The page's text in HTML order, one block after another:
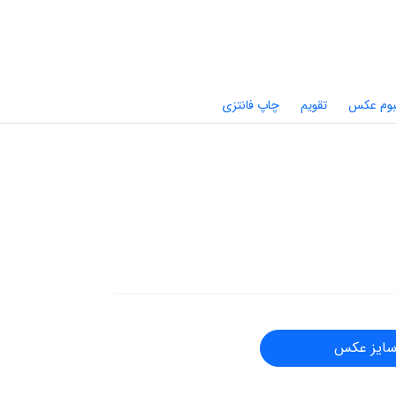
عکس تقویم
چاپ فانتزی
عکس